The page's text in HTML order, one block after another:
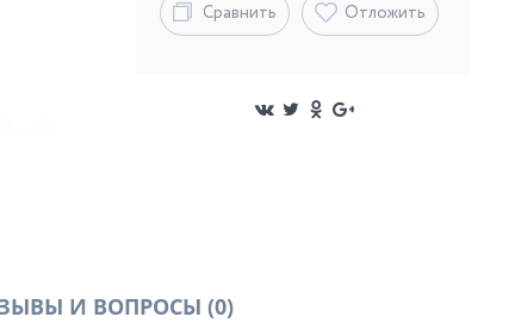
Сравнить Отложить
И ВОПРОСЫ (0)